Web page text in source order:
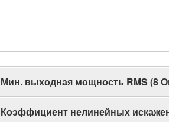
Мин. выходная мощность RMS (8
Коэффициент нелинейных